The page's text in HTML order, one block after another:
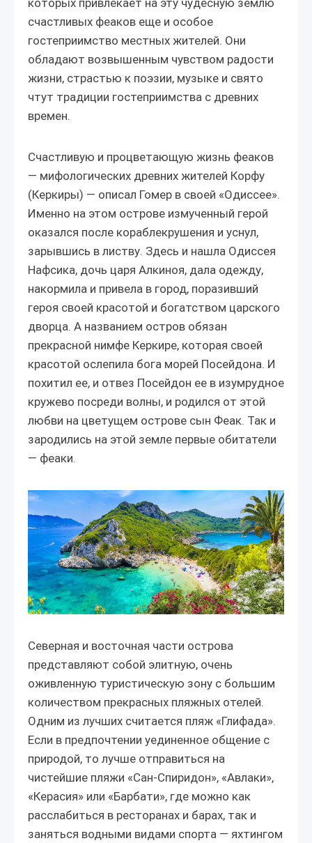
счастливых феаков еще и особое
гостеприимство местных жителей. Они
обладают возвышенным чувством радости
жизни, страстью к поэзии, музыке и свято
чтут традиции гостеприимства с древних
времен.
Счастливую и процветающую жизнь феаков
— мифологических древних жителей Корфу
(Керкиры) — описал Гомер в своей «Одиссее».
Именно на этом острове измученный герой
оказался после кораблекрушения и уснул,
зарывшись в листву. Здесь и нашла Одиссея
Нафсика, дочь царя Алкиноя, дала одежду,
накормила и привела в город, поразивший
героя своей красотой и богатством царского
дворца. А названием остров обязан
прекрасной нимфе Керкире, которая своей
красотой ослепила бога морей Посейдона. И
похитил ее, и отвез Посейдон ее в изумрудное
кружево посреди волны, и родился от этой
любви на цветущем острове сын Феак. Так и
зародились на этой земле первые обитатели
— феаки.
Северная и восточная части острова
представляют собой элитную, очень
оживленную туристическую зону с большим
количеством прекрасных пляжных отелей.
Одним из лучших считается пляж «Глифада».
Если в предпочтении уединенное общение с
природой, то лучше отправиться на
чистейшие пляжи «Сан-Спиридон», «Авлаки»,
«Керасия» или «Барбати», где можно как
расслабиться в ресторанах и барах, так и
заняться водными видами спорта — яхтингом